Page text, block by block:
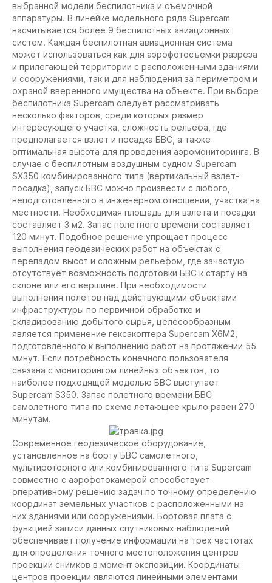
выбранной модели беспилотника и съемочной
аппаратуры. В линейке модельного ряда Supercam
насчитывается более 9 беспилотных авиационных
систем. Каждая беспилотная авиационная система
может использоваться как для аэрофотосъемки разреза
и прилегающей территории с расположенными зданиями
и сооружениями, так и для наблюдения за периметром и
охраной вверенного имущества на объекте. При выборе
беспилотника Supercam cледует рассматривать
несколько факторов, среди которых размер
интересующего участка, сложность рельефа, где
предполагается взлет и посадка БВС, а также
оптимальная высота для проведения аэромониторинга. В
случае с беспилотным воздушным судном Supercam
SX350 комбинированного типа (вертикальный взлет-
посадка), запуск БВС можно произвести с любого,
неподготовленного в инженерном отношении, участка на
местности. Необходимая площадь для взлета и посадки
составляет 3 м2. Запас полетного времени составляет
120 минут. Подобное решение упрощает процесс
выполнения геодезических работ на объектах с
перепадом высот и сложным рельефом, где зачастую
отсутствует возможность подготовки БВС к старту на
склоне или его вершине. При необходимости
выполнения полетов над действующими объектами
инфраструктуры по первичной обработке и
складированию добытого сырья, целесообразным
является применение гексакоптера Supercam X6M2,
подготовленного к выполнению работ на протяжении 55
минут. Если потребность конечного пользователя
связана с мониторингом линейных объектов, то
наиболее подходящей моделью БВС выступает
Supercam S350. Запас полетного времени БВС
самолетного типа по схеме летающее крыло равен 270
минутам.
Современное геодезическое оборудование,
установленное на борту БВС самолетного,
мультироторного или комбинированного типа Supercam
совместно с аэрофотокамерой способствует
оперативному решению задач по точному определению
координат земельных участков с расположенными на
них зданиями или сооружениями. Бортовая плата с
функцией записи данных спутниковых наблюдений
обеспечивает получение информации на трех частотах
для определения точного местоположения центров
проекции снимков в момент экспозиции. Координаты
центров проекции являются линейными элементами